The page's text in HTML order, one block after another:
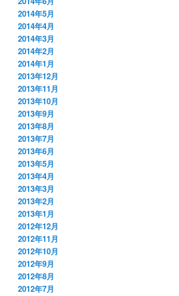
2014年5月
2014年4月
2014年3月
2014年2月
2014年1月
2013年12月
2013年11月
2013年10月
2013年9月
2013年8月
2013年7月
2013年6月
2013年5月
2013年4月
2013年3月
2013年2月
2013年1月
2012年12月
2012年11月
2012年10月
2012年9月
2012年8月
2012年7月